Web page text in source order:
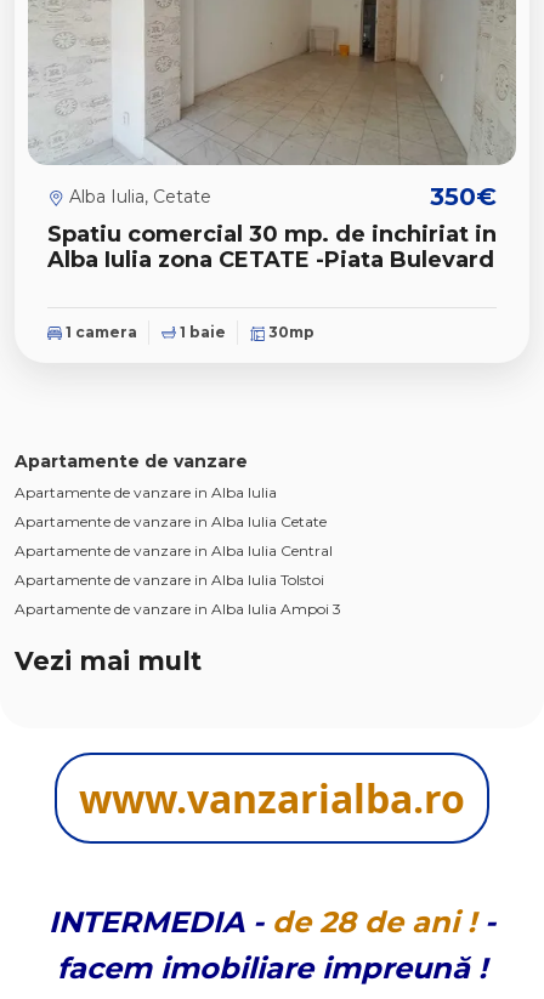
Spatiu comercial 30 mp. de inchiriat in
Alba Iulia zona CETATE -Piata Bulevard
Alba Iulia, Cetate 350€
1 camera 1 baie 30mp
Apartamente de vanzare
Apartamente de vanzare in Alba Iulia
Apartamente de vanzare in Alba Iulia Cetate
Apartamente de vanzare in Alba Iulia Central
Apartamente de vanzare in Alba Iulia Tolstoi
Apartamente de vanzare in Alba Iulia Ampoi 3
Case de vanzare in Alba Iulia
Case de vanzare in Alba Iulia Micesti
Case de vanzare in Alba Iulia Ampoi 3
Terenuri de vanzare
Terenuri de vanzare in Alba Iulia
Terenuri de vanzare in Alba Iulia Micesti
Terenuri de vanzare in Alba Iulia Partos
Terenuri de vanzare in Alba Iulia Sud
Vezi mai mult
www.vanzarialba.ro
INTERMEDIA- de28 de ani !-
facem imobiliare impreună !